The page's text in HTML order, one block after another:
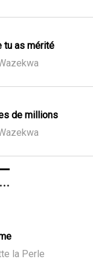
tu as mérité
de millions
la Perle